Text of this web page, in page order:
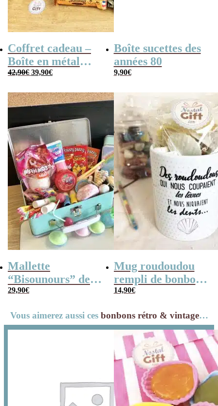
Coffret cadeau –
Boîte en métal
cassette –
années 80 – grand
coffret chocolat
original
42,90€ Le
prix
42,90€.
39,90€Le
prix
39,90€.
Boîte sucettes des
années 80
9,90€
Mallette
“Bisounours” des
années 80 remplie
29,90€
Mug roudoudou
rempli de bonbons
rétro
14,90€
Vous aimerez aussi ces bonbons rétro & vintage…